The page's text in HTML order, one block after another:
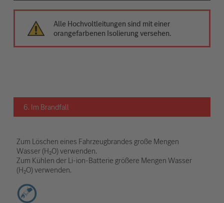
Alle Hochvoltleitungen sind mit einer
orangefarbenen Isolierung versehen.
6. Im Brandfall
Zum Löschen eines Fahrzeugbrandes große Mengen
Wasser (H₂O) verwenden.
Zum Kühlen der Li-ion-Batterie größere Mengen Wasser
(H₂O) verwenden.